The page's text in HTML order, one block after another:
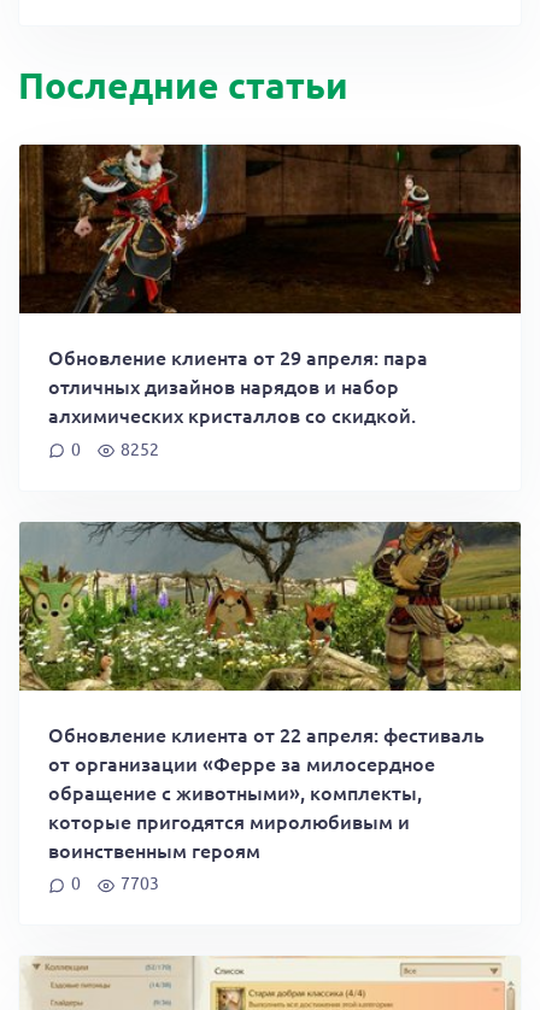
Последние статьи
Обновление клиента от 29 апреля: пара
отличных дизайнов нарядов и набор
алхимических кристаллов со скидкой.
0 8252
Обновление клиента от 22 апреля: фестиваль
от организации «Ферре за милосердное
обращение с животными», комплекты,
которые пригодятся миролюбивым и
воинственным героям
0 7703